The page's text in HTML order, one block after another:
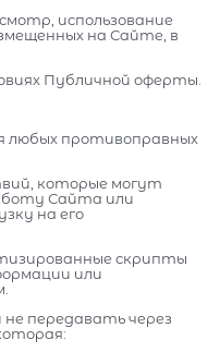
использование
на Сайте, в
Публичной оферты.
любых противоправных
которые могут
Сайта или
на его
скрипты
или
передавать через